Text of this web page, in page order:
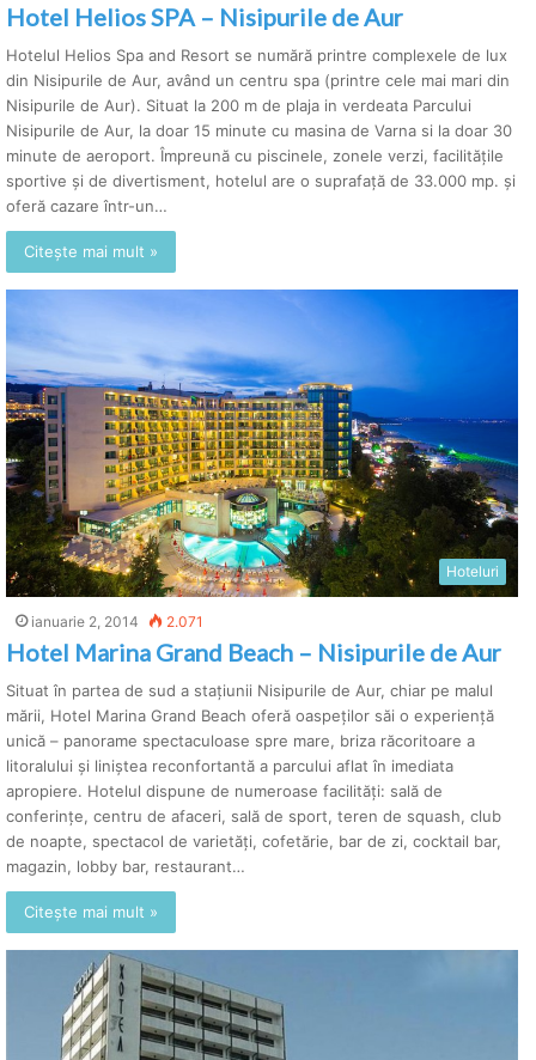
Hotel Helios SPA – Nisipurile de Aur
Hotelul Helios Spa and Resort se numără printre complexele de lux
din Nisipurile de Aur, având un centru spa (printre cele mai mari din
Nisipurile de Aur). Situat la 200 m de plaja in verdeata Parcului
Nisipurile de Aur, la doar 15 minute cu masina de Varna si la doar 30
minute de aeroport. Împreună cu piscinele, zonele verzi, facilităţile
sportive şi de divertisment, hotelul are o suprafaţă de 33.000 mp. și
oferă cazare într-un…
Citește mai mult »
Hoteluri
ianuarie 2, 2014 2.071
Hotel Marina Grand Beach – Nisipurile de Aur
Situat în partea de sud a stațiunii Nisipurile de Aur, chiar pe malul
mării, Hotel Marina Grand Beach oferă oaspeților săi o experiență
unică – panorame spectaculoase spre mare, briza răcoritoare a
litoralului și liniștea reconfortantă a parcului aflat în imediata
apropiere. Hotelul dispune de numeroase facilități: sală de
conferințe, centru de afaceri, sală de sport, teren de squash, club
de noapte, spectacol de varietăți, cofetărie, bar de zi, cocktail bar,
magazin, lobby bar, restaurant…
Citește mai mult »